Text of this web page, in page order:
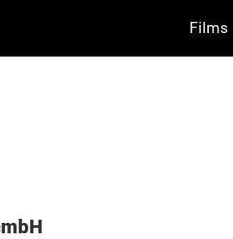
Films